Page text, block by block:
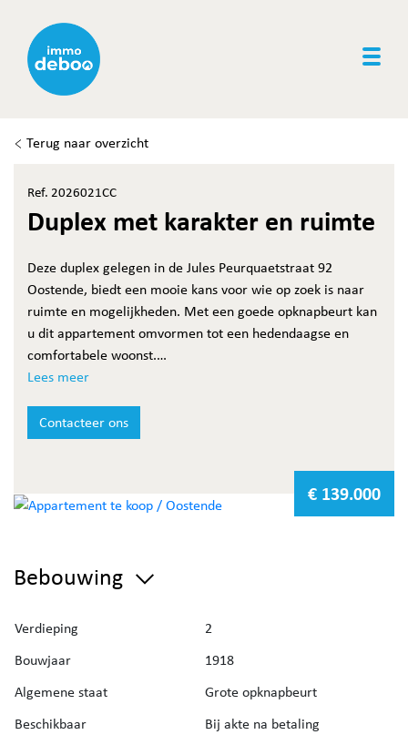
Terug naar overzicht
Ref. 2026021CC
Duplex met karakter en ruimte
Deze duplex gelegen in de Jules Peurquaetstraat 92
Oostende, biedt een mooie kans voor wie op zoek is naar
ruimte en mogelijkheden. Met een goede opknapbeurt kan
u dit appartement omvormen tot een hedendaagse en
comfortabele woonst.
De praktische indeling en de duplexstructuur zorgen voor
Gelegen op een vlot bereikbare locatie, nabij winkels en
openbaar vervoer.
Bent u benieuwd naar de waarde van uw eigendom? Vraag
uwgratis schattingaan via de website van Immo Deboo.
Lees meer
Contacteer ons
€ 139.000
Bebouwing
Verdieping
2
Bouwjaar
1918
Algemene staat
Grote opknapbeurt
Beschikbaar
Bij akte na betaling